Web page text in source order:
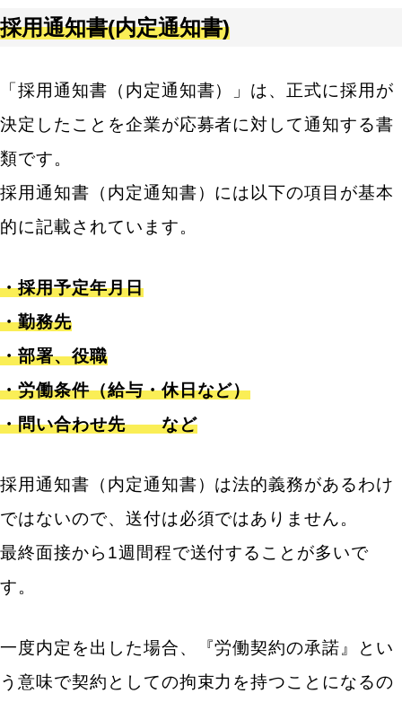
採用通知書(内定通知書)
「採用通知書（内定通知書）」は、正式に採用が
決定したことを企業が応募者に対して通知する書
類です。
採用通知書（内定通知書）には以下の項目が基本
的に記載されています。
・採用予定年月日
・勤務先
・部署、役職
・労働条件（給与・休日など）
・問い合わせ先 など
採用通知書（内定通知書）は法的義務があるわけ
ではないので、送付は必須ではありません。
最終面接から1週間程で送付することが多いで
す。
一度内定を出した場合、『労働契約の承諾』とい
う意味で契約としての拘束力を持つことになるの